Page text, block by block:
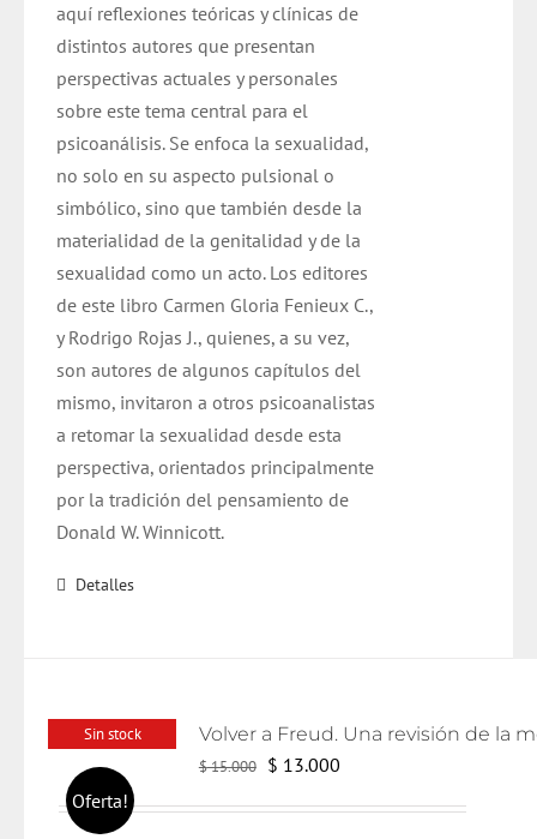
aquí reflexiones teóricas y clínicas de
distintos autores que presentan
perspectivas actuales y personales
sobre este tema central para el
psicoanálisis. Se enfoca la sexualidad,
no solo en su aspecto pulsional o
simbólico, sino que también desde la
materialidad de la genitalidad y de la
sexualidad como un acto. Los editores
de este libro Carmen Gloria Fenieux C.,
y Rodrigo Rojas J., quienes, a su vez,
son autores de algunos capítulos del
mismo, invitaron a otros psicoanalistas
a retomar la sexualidad desde esta
perspectiva, orientados principalmente
por la tradición del pensamiento de
Donald W. Winnicott.
Detalles
Sin stock
Oferta!
$15.000
El
$ 13.000El